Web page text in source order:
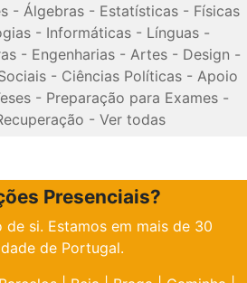
- Álgebras - Estatísticas - Físicas
- Informáticas- Línguas-
- Engenharias- Artes- Design -
- Ciências Políticas - Apoio
- Preparação para Exames -
- Ver todas
Presenciais?
si. Estamos em mais de 30
de Portugal.